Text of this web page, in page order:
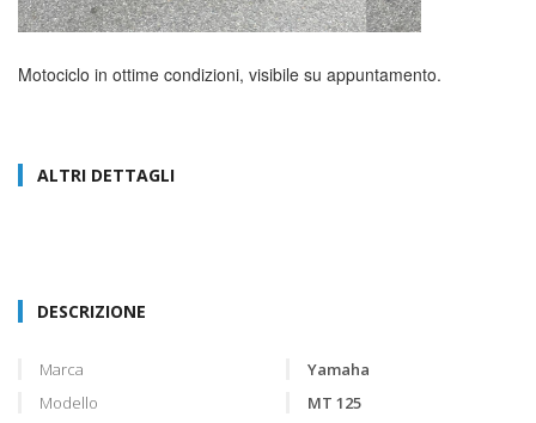
Motociclo in ottime condizioni, visibile su appuntamento.
ALTRI DETTAGLI
DESCRIZIONE
Marca
Yamaha
Modello
MT 125